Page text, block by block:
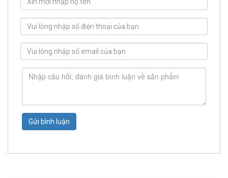
Gửi bình luận